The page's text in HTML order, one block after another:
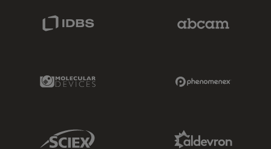
Molecular Devices Link
Sciex Link